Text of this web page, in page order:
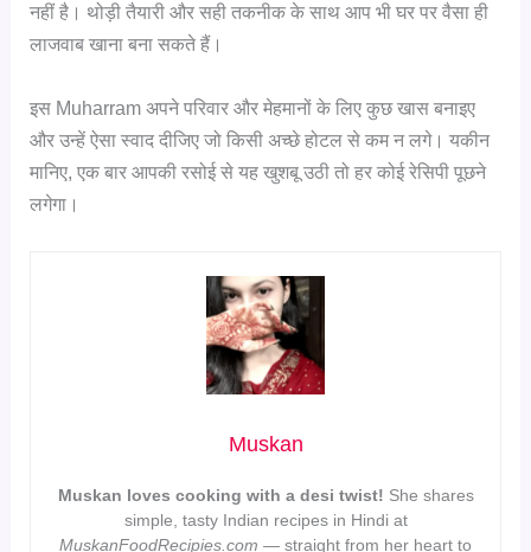
नहीं है। थोड़ी तैयारी और सही तकनीक के साथ आप भी घर पर वैसा ही
लाजवाब खाना बना सकते हैं।
इस Muharram अपने परिवार और मेहमानों के लिए कुछ खास बनाइए
और उन्हें ऐसा स्वाद दीजिए जो किसी अच्छे होटल से कम न लगे। यकीन
मानिए, एक बार आपकी रसोई से यह खुशबू उठी तो हर कोई रेसिपी पूछने
लगेगा।
Muskan
Muskan loves cooking with a desi twist! She shares
simple, tasty Indian recipes in Hindi at
MuskanFoodRecipies.com — straight from her heart to